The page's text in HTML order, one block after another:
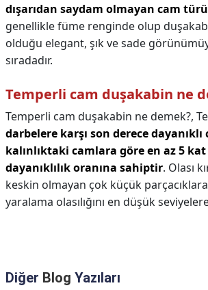
dışarıdan saydam olmayan cam
genellikle füme renginde olup
olduğu elegant, şık ve sade
sıradadır.
Temperli cam duşakabin ne
Temperli cam duşakabin ne demek?,
darbelere karşı son derece
kalınlıktaki camlara göre en az 5
dayanıklılık oranına sahiptir. Olası
keskin olmayan çok küçük parçacıklara
yaralama olasılığını en düşük
Diğer Blog Yazıları